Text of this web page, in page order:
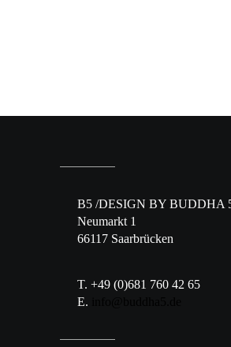
B5 /DESIGN BY BUDDHA
Neumarkt 1
66117 Saarbrücken
T. +49 (0)681 760 42 65
E.